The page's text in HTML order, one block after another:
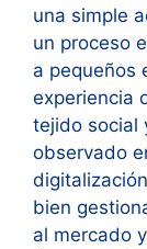
una simple
un proceso
a pequeños
experiencia
tejido social
observado
bien
al mercado